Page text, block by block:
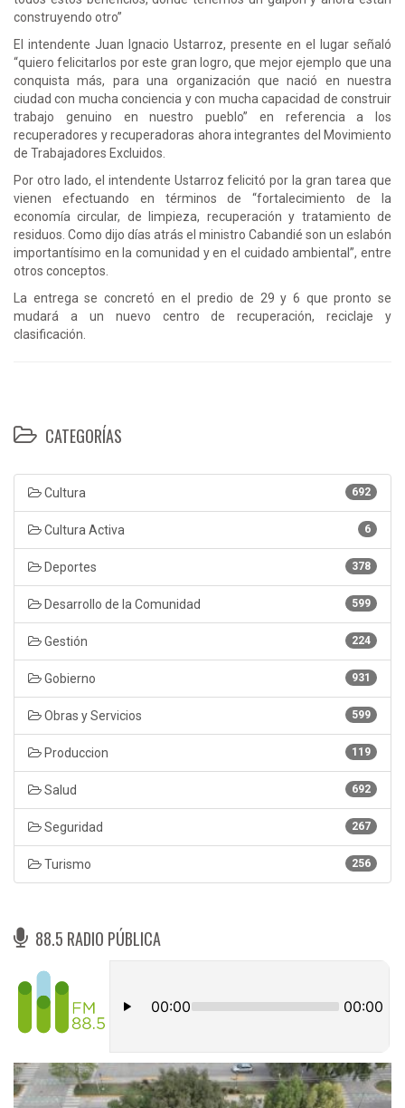
construyendo otro”
El intendente Juan Ignacio Ustarroz, presente en el lugar señaló
“quiero felicitarlos por este gran logro, que mejor ejemplo que una
conquista más, para una organización que nació en nuestra
ciudad con mucha conciencia y con mucha capacidad de construir
trabajo genuino en nuestro pueblo” en referencia a los
recuperadores y recuperadoras ahora integrantes del Movimiento
de Trabajadores Excluidos.
Por otro lado, el intendente Ustarroz felicitó por la gran tarea que
vienen efectuando en términos de “fortalecimiento de la
economía circular, de limpieza, recuperación y tratamiento de
residuos. Como dijo días atrás el ministro Cabandié son un eslabón
importantísimo en la comunidad y en el cuidado ambiental”, entre
otros conceptos.
La entrega se concretó en el predio de 29 y 6 que pronto se
mudará a un nuevo centro de recuperación, reciclaje y
clasificación.
CATEGORÍAS
692
Cultura
6
Cultura Activa
378
Deportes
599
Desarrollo de la Comunidad
224
Gestión
931
Gobierno
599
Obras y Servicios
119
Produccion
692
Salud
267
Seguridad
256
Turismo
88.5 RADIO PÚBLICA